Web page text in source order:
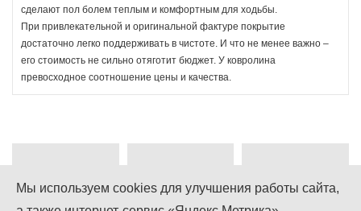
сделают пол болем теплым и комфортным для ходьбы.
При привлекательной и оригинальной фактуре покрытие
достаточно легко поддерживать в чистоте. И что не менее важно –
его стоимость не сильно отяготит бюджет. У ковролина
превосходное соотношение цены и качества.
Мы используем cookies для улучшения работы сайта,